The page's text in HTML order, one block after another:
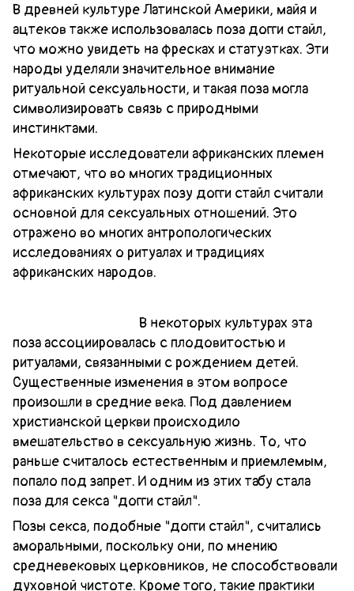
В древней культуре Латинской Америки, майя и
ацтеков также использовалась поза догги стайл,
что можно увидеть на фресках и статуэтках. Эти
народы уделяли значительное внимание
ритуальной сексуальности, и такая поза могла
символизировать связь с природными
инстинктами.
Некоторые исследователи африканских племен
отмечают, что во многих традиционных
африканских культурах позу догги стайл считали
основной для сексуальных отношений. Это
отражено во многих антропологических
исследованиях о ритуалах и традициях
африканских народов.
В некоторых культурах эта
поза ассоциировалась с плодовитостью и
ритуалами, связанными с рождением детей.
Существенные изменения в этом вопросе
произошли в средние века. Под давлением
христианской церкви происходило
вмешательство в сексуальную жизнь. То, что
раньше считалось естественным и приемлемым,
попало под запрет. И одним из этих табу стала
поза для секса "догги стайл".
Позы секса, подобные "догги стайл", считались
аморальными, поскольку они, по мнению
средневековых церковников, не способствовали
духовной чистоте. Кроме того, такие практики